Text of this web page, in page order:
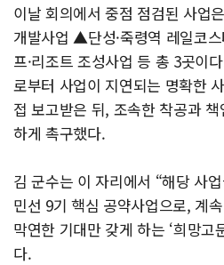
이날 회의에서 중점 점검된 사업
개발사업 ▲단성·죽령역 레일코
프·리조트 조성사업 등 총 3곳이
로부터 사업이 지연되는 명확한
접 보고받은 뒤, 조속한 착공과
하게 촉구했다.
김 군수는 이 자리에서 “해당 사
민선 9기 핵심 공약사업으로, 계
막연한 기대만 갖게 하는 ‘희망고
다.